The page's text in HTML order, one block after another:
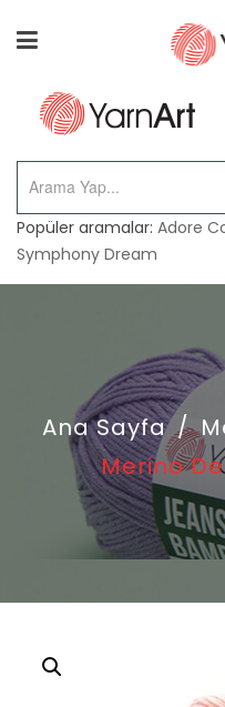
Popüler aramalar: Adore
Symphony Dream
Ana Sayfa /
Merino